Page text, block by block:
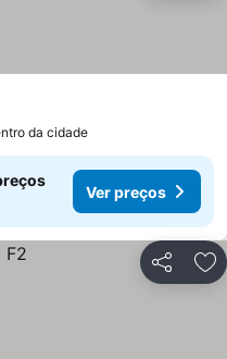
da cidade
Ver preços
Partilhar